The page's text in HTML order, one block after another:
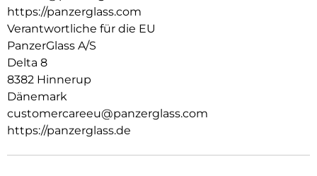
Handy in ein stilvoll geschütztes Accessoire. Zeig der Welt,
dass du dich um sie sorgst.
https://panzerglass.com
Verantwortliche für die EU
PanzerGlass A/S
Delta 8
8382 Hinnerup
Dänemark
customercareeu@panzerglass.com
https://panzerglass.de